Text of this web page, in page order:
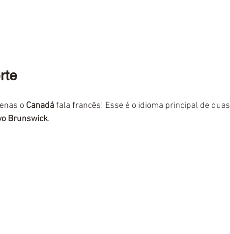
o Canadá fala francês! Esse é o idioma principal de duas
Brunswick.